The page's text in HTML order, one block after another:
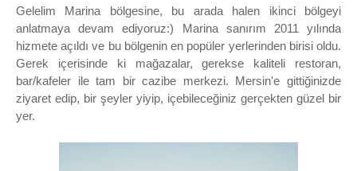
Gelelim Marina bölgesine, bu arada halen ikinci bölgeyi
anlatmaya devam ediyoruz:) Marina sanırım 2011 yılında
hizmete açıldı ve bu bölgenin en popüler yerlerinden birisi oldu.
Gerek içerisinde ki mağazalar, gerekse kaliteli restoran,
bar/kafeler ile tam bir cazibe merkezi. Mersin'e gittiğinizde
ziyaret edip, bir şeyler yiyip, içebileceğiniz gerçekten güzel bir
yer.